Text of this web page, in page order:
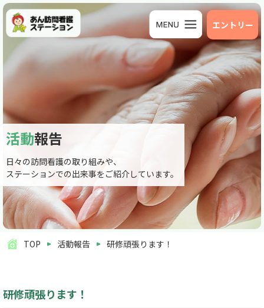
エントリー
活動報告
日々の訪問看護の取り組みや、
ステーションでの出来事をご紹介しています。
TOP 活動報告 研修頑張ります！
研修頑張ります！